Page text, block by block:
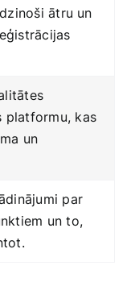
ātru un
platformu, kas
⁣un
par
un to,